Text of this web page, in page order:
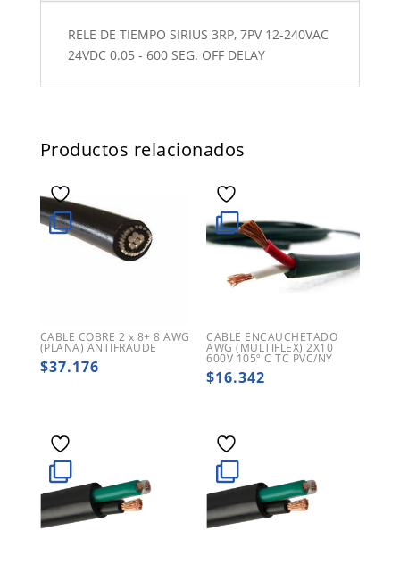
RELE DE TIEMPO SIRIUS 3RP, 7PV 12-240VAC
24VDC 0.05 - 600 SEG. OFF DELAY
Productos relacionados
CABLE COBRE 2 x 8+ 8 AWG
(PLANA) ANTIFRAUDE
$37.176
CABLE ENCAUCHETADO
AWG (MULTIFLEX) 2X10
600V 105º C TC PVC/NY
$16.342